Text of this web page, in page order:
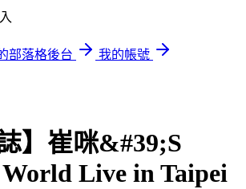
部落格後台
我的帳號
】崔咪&#39;S
Live in Taipei